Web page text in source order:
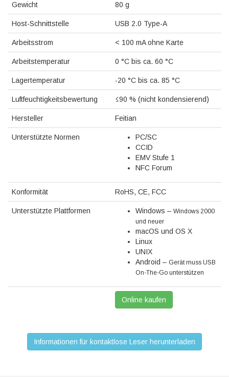
Gewicht 80 g
Host-Schnittstelle USB 2.0 Type-A
Arbeitsstrom < 100 mA ohne Karte
Arbeitstemperatur 0 °C bis ca. 60 °C
Lagertemperatur -20 °C bis ca. 85 °C
Luftfeuchtigkeitsbewertung ≤90 % (nicht kondensierend)
Hersteller Feitian
Unterstützte Normen
PC/SC
CCID
EMV Stufe 1
NFC Forum
Konformität RoHS, CE, FCC
Unterstützte Plattformen Windows – Windows 2000
und neuer
macOS und OS X
Linux
UNIX
Android – Gerät muss USB
On-The-Go unterstützen
Online kaufen
Informationen für kontaktlose Leser herunterladen